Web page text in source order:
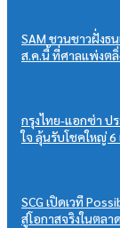
SAM ชวนชาวฝั่งธ
ส.ค.นี้ ที่ศาลแพ่งต
กรุงไทย-แอกซ่า ป
ใจ ลุ้นรับโชคใหญ่
SCG เปิดเวที
สู่โอกาสจริงในตลา